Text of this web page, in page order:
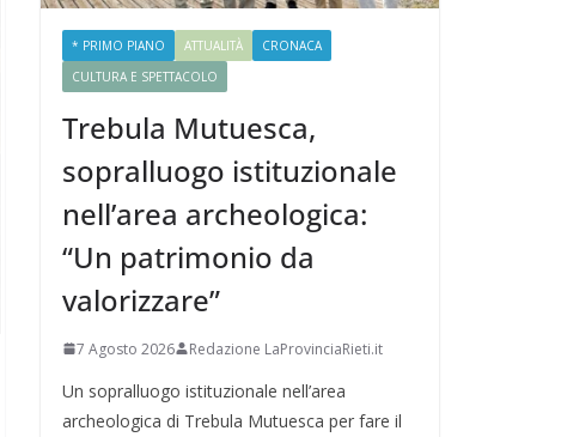
* PRIMO PIANO ATTUALITÀ
CRONACA
CULTURA E SPETTACOLO
Trebula Mutuesca,
sopralluogo istituzionale
nell’area archeologica:
“Un patrimonio da
valorizzare”
7 Agosto 2026 Redazione LaProvinciaRieti.it
Un sopralluogo istituzionale nell’area
archeologica di Trebula Mutuesca per fare il